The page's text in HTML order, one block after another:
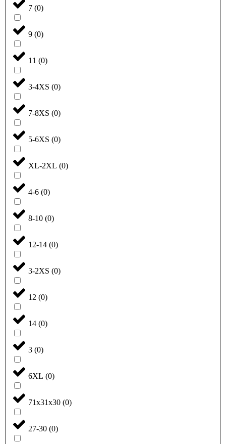
7 (0)
9 (0)
11 (0)
3-4XS (0)
7-8XS (0)
5-6XS (0)
XL-2XL (0)
4-6 (0)
8-10 (0)
12-14 (0)
3-2XS (0)
12 (0)
14 (0)
3 (0)
6XL (0)
71x31x30 (0)
27-30 (0)